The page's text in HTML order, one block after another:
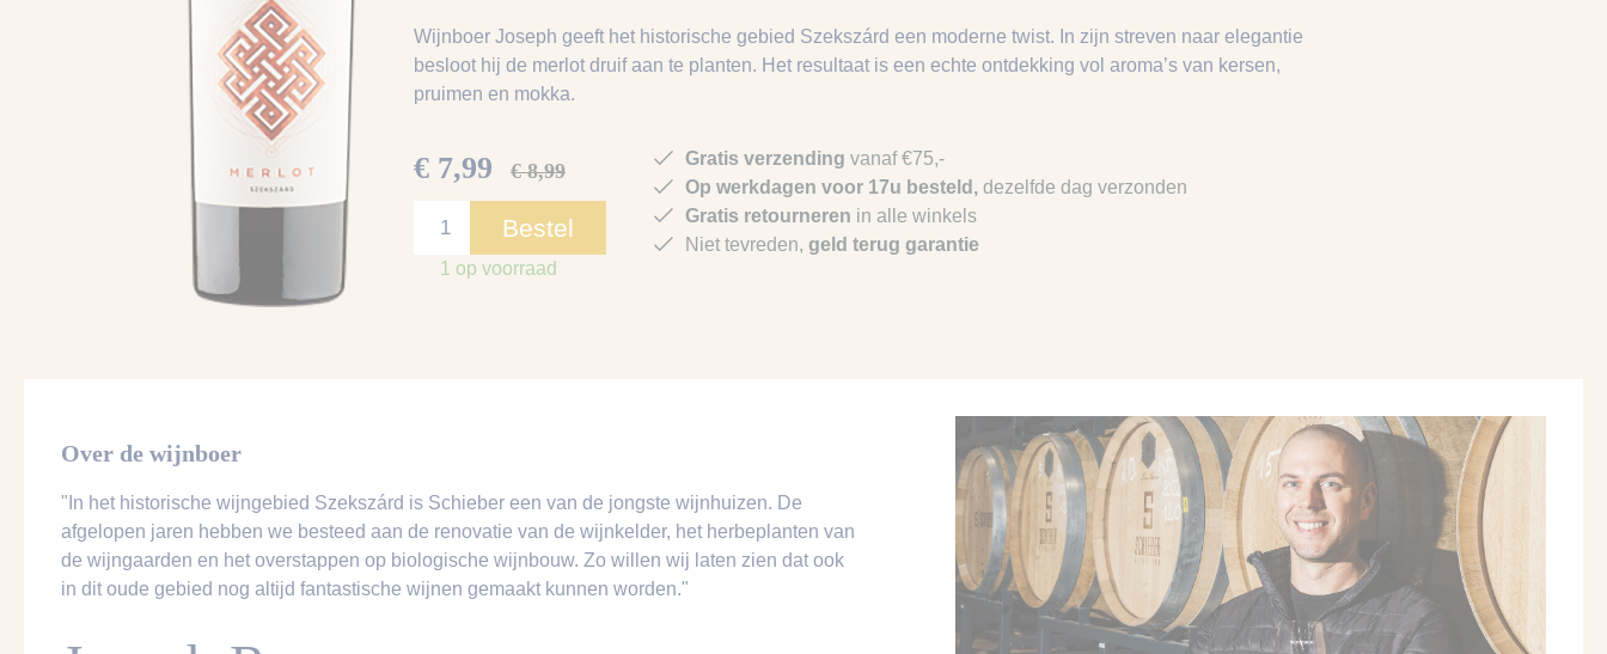
Wijnboer Joseph geeft het historische gebied Szekszárd een moderne twist. In zijn streven naar elegantie
besloot hij de merlot druif aan te planten. Het resultaat is een echte ontdekking vol aroma’s van kersen,
pruimen en mokka.
€ 7,99 € 8,99
Bestel
1 op voorraad
Gratis verzending vanaf €75,-
Op werkdagen voor 17u besteld, dezelfde dag verzonden
Gratis retourneren in alle winkels
Niet tevreden, geld terug garantie
Over de wijnboer
"In het historische wijngebied Szekszárd is Schieber een van de jongste wijnhuizen. De
afgelopen jaren hebben we besteed aan de renovatie van de wijnkelder, het herbeplanten van
de wijngaarden en het overstappen op biologische wijnbouw. Zo willen wij laten zien dat ook
in dit oude gebied nog altijd fantastische wijnen gemaakt kunnen worden."